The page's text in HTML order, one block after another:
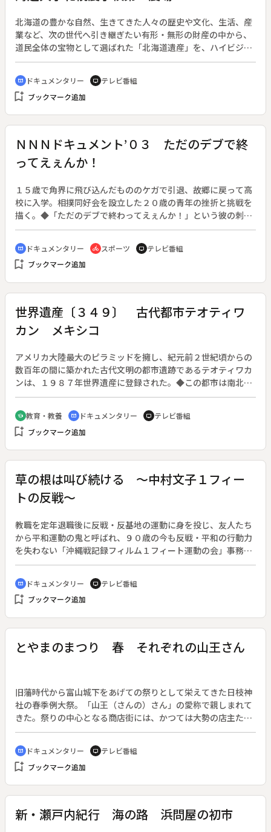
北海道の豊かな自然、生きてきた人々の歴史や文化、生活、産
業など、次の世代へ引き継ぎたい有形・無形の財産の中から、
道民全体の宝物として選ばれた「北海道遺産」を、ハイビジョ
ンで撮影された美しい映像と共に紹介する。◆札幌農学校の初
代教頭となったクラークは、南北戦争で武功を立てた軍人でも
あった。学生達に軍事教練を受けさせるために「武芸練習場」
の設置を要請。彼が帰国した後、アメリカ様式で建てられた
cinematic_blur ドキュメンタリー tv テレビ番組
bookmark_add ブックマーク追加
ＮＮＮドキュメント’０３ ただのデブで終
ってえぇんか！
１５歳で角界に飛び込んだもののケガで引退、故郷に戻って高
校に入学。相撲同好会を設立した２０歳の青年の挫折と挑戦を
描く。◆「ただのデブで終わってえぇんか！」という彼の刺激
的な誘い文句に集まったのは、パソコン部の部長に、剣道の元
中学チャンピオン、仮面ライダーオタクなど、相撲とは縁もゆ
かりもなかった生徒９人。土俵はなく、稽古は学校の芝生で行
う。文字通り「裸一貫」から走り出した相撲同好会の大会挑戦
cinematic_blur ドキュメンタリー directions_bike スポーツ tv テレビ番組
bookmark_add ブックマーク追加
世界遺産〔３４９〕 古代都市テオティワ
カン メキシコ
アメリカ大陸最大のピラミッドを擁し、紀元前２世紀頃からの
数百年の間に築かれた古代文明の都市遺跡であるテオティワカ
ンは、１９８７年世界遺産に登録された。◆この都市は南北４
キロにも伸び、整然と区画された高度なものであったが、この
文明は文字による一切の記録を持たなかったためにその統治者
の実体がまったく判明していない。しかし、２００２年９月、
テオティワカンで最も権威を象徴する建造物と考えられる「月
が発見され、テオティワカンの支配層がマヤの文明と何らかの
関係を持っていたことが判明した。そのほか最新の発掘レポー
トと、毎年春分の日に見られる１００万人の大祭の模様を伝え
る。◆太陽のピラミッド、月のピラミッド、ケツァルコアトル
school 教育・教養 cinematic_blur ドキュメンタリー tv テレビ番組
bookmark_add ブックマーク追加
草の根は叫び続ける ～中村文子１フィー
トの反戦～
教職を定年退職後に反戦・反基地の運動に身を投じ、友人たち
から平和運動の鬼と呼ばれ、９０歳の今も反戦・平和の行動力
を失わない「沖縄戦記録フィルム１フィート運動の会」事務局
長・中村文子さんの姿を追う。◆「１フィート運動」と通称さ
れるこの運動は、米国公文書館に保管されている沖縄戦記録フ
ィルムを、県民のカンパにより１フィート１００円単位で購入
し平和運動に生かそうと、１９８３年に立ち上がった草の根の
縄戦の歴史を語る節目の日には、購入したフィルムをもとに制
作した映画の上映会を開き、子どもたちへの語り継ぎを続けて
いる。
cinematic_blur ドキュメンタリー tv テレビ番組
bookmark_add ブックマーク追加
とやまのまつり 春 それぞれの山王さん
旧藩時代から富山城下をあげての祭りとして栄えてきた日枝神
社の春季例大祭。「山王（さんの）さん」の愛称で親しまれて
きた。祭りの中心となる商店街には、かつては大勢の店主たち
が家族で生活し、地元の祭りをささえてきた。しかし、時代の
流れとともに担い手が減少し、衰退していく祭りの姿は、今の
商店街の姿と重なる。それでも、昔のまま祭りの日を心待ちに
している地元の人々を追った。
cinematic_blur ドキュメンタリー tv テレビ番組
bookmark_add ブックマーク追加
新・瀬戸内紀行 海の路 浜問屋の初市